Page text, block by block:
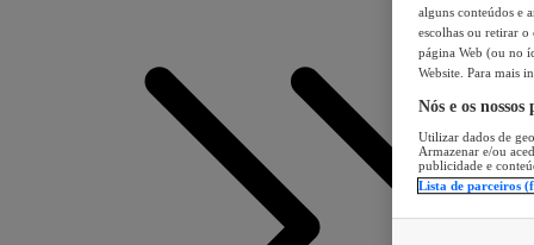
alguns conteúdos e
escolhas ou retirar
página Web (ou no
Website. Para mais
Nós e os
Utilizar dados de
Armazenar e/ou
publicidade e
Lista de parceiros